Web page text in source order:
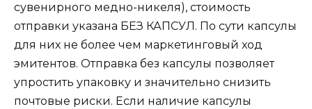
сувенирного медно-никеля), стоимость
отправки указана БЕЗ КАПСУЛ. По сути капсулы
для них не более чем маркетинговый ход
эмитентов. Отправка без капсулы позволяет
упростить упаковку и значительно снизить
почтовые риски. Если наличие капсулы